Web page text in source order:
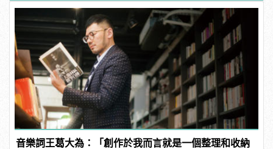
音樂詞王葛大為：「創作於我而言就是一個整理和收納